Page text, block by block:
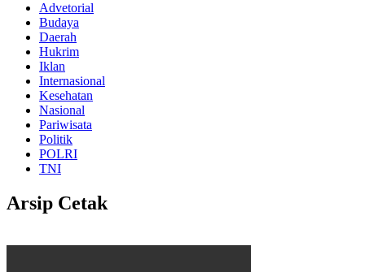
Advetorial
Budaya
Daerah
Hukrim
Iklan
Internasional
Kesehatan
Nasional
Pariwisata
Politik
POLRI
TNI
Arsip Cetak